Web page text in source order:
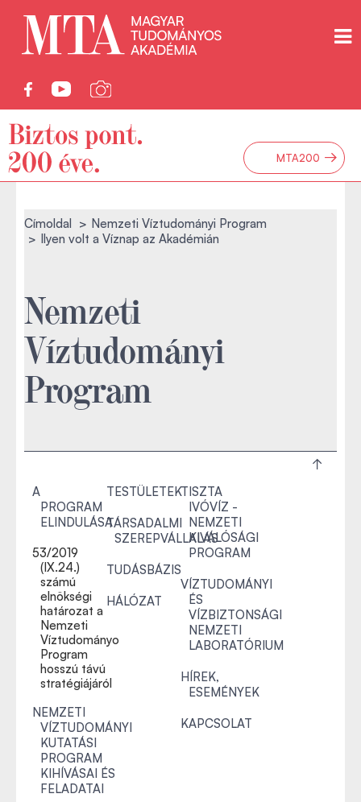
MTA200 →
Címoldal
Nemzeti Víztudományi Program
Ilyen volt a Víznap az Akadémián
Nemzeti
Víztudományi
Program
A
PROGRAM
ELINDULÁSA
53/2019
(IX.24.)
számú
elnökségi
határozat a
Nemzeti
Víztudományo
Program
hosszú távú
stratégiájáról
NEMZETI
VÍZTUDOMÁNYI
KUTATÁSI
PROGRAM
KIHÍVÁSAI ÉS
FELADATAI
TESTÜLETEK
TÁRSADALMI
SZEREPVÁLLALÁS
TUDÁSBÁZIS
HÁLÓZAT
TISZTA
IVÓVÍZ -
NEMZETI
KIVÁLÓSÁGI
PROGRAM
VÍZTUDOMÁNYI
ÉS
VÍZBIZTONSÁGI
NEMZETI
LABORATÓRIUM
HÍREK,
ESEMÉNYEK
KAPCSOLAT